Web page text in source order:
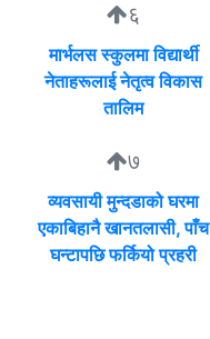
६
मार्भलस स्कुलमा विद्यार्थी
नेताहरूलाई नेतृत्व विकास
तालिम
७
व्यवसायी मुन्दडाको घरमा
एकाबिहानै खानतलासी, पाँच
घन्टापछि फर्कियो प्रहरी